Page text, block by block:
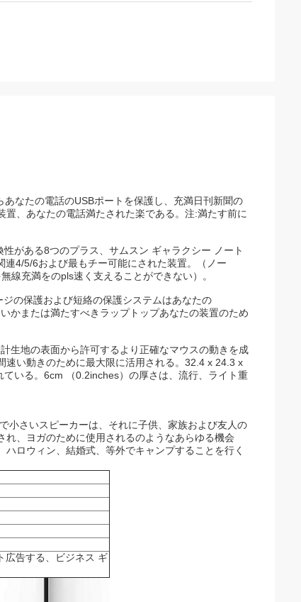
なたの電話のUSBポートを保護し、充満日刊新聞の
、あなたの電話満たされた楽である。注:満たす前に
がある8つのプラス、サムスン ギャラクシー ノート
4/5/6および最もチー可能にされた装置。（ノー
線充満をのpls速く支えることができない）。
の保護および短絡の保護システムはあなたの
かまたは満たすべきラップトップあなたの装置のため
生地の表面から許可するより正確なマウスの動きを成
い動きのために最大限に活用される。32.4 x 24.3 x
いる。6cm （0.2inches）の厚さは、流行、ライト重
小さいスピーカーは、それに子供、家族および友人の
、ヨガのために使用されるのようなあらゆる機会
ロウィン、結婚式、等外でキャンプすることを行く
広告する、ビジネス ギ